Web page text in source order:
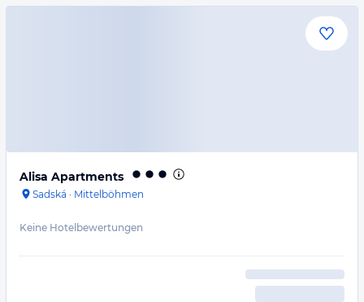
Alisa Apartments
Sadská · Mittelböhmen
Keine Hotelbewertungen